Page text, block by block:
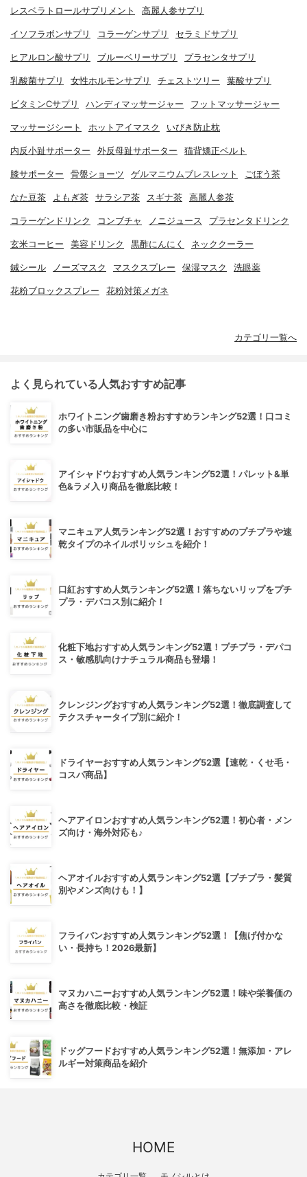
レスベラトロールサプリメント 高麗人参サプリ
イソフラボンサプリ コラーゲンサプリ セラミドサプリ
ヒアルロン酸サプリ ブルーベリーサプリ プラセンタサプリ
乳酸菌サプリ 女性ホルモンサプリ チェストツリー 葉酸サプリ
ビタミンCサプリ ハンディマッサージャー フットマッサージャー
マッサージシート ホットアイマスク いびき防止枕
内反小趾サポーター 外反母趾サポーター 猫背矯正ベルト
膝サポーター 骨盤ショーツ ゲルマニウムブレスレット ごぼう茶
なた豆茶 よもぎ茶 サラシア茶 スギナ茶 高麗人参茶
コラーゲンドリンク コンブチャ ノニジュース プラセンタドリンク
玄米コーヒー 美容ドリンク 黒酢にんにく ネッククーラー
鍼シール ノーズマスク マスクスプレー 保湿マスク 洗眼薬
花粉ブロックスプレー 花粉対策メガネ
カテゴリ一覧へ
よく見られている人気おすすめ記事
ホワイトニング歯磨き粉おすすめランキング52選！口コミ
の多い市販品を中心に
アイシャドウおすすめ人気ランキング52選！パレット&単
色&ラメ入り商品を徹底比較！
マニキュア人気ランキング52選！おすすめのプチプラや速
乾タイプのネイルポリッシュを紹介！
口紅おすすめ人気ランキング52選！落ちないリップをプチ
プラ・デパコス別に紹介！
化粧下地おすすめ人気ランキング52選！プチプラ・デパコ
ス・敏感肌向けナチュラル商品も登場！
クレンジングおすすめ人気ランキング52選！徹底調査して
テクスチャータイプ別に紹介！
ドライヤーおすすめ人気ランキング52選【速乾・くせ毛・
コスパ商品】
ヘアアイロンおすすめ人気ランキング52選！初心者・メン
ズ向け・海外対応も♪
ヘアオイルおすすめ人気ランキング52選【プチプラ・髪質
別やメンズ向けも！】
フライパンおすすめ人気ランキング52選！【焦げ付かな
い・長持ち！2026最新】
マヌカハニーおすすめ人気ランキング52選！味や栄養価の
高さを徹底比較・検証
ドッグフードおすすめ人気ランキング52選！無添加・アレ
ルギー対策商品を紹介
HOME